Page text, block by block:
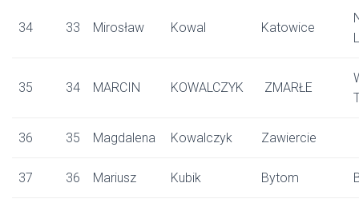
34 33 Mirosław Kowal Katowice
35 34 MARCIN KOWALCZYK ZMARŁE
36 35 Magdalena Kowalczyk Zawiercie
37 36 Mariusz Kubik Bytom